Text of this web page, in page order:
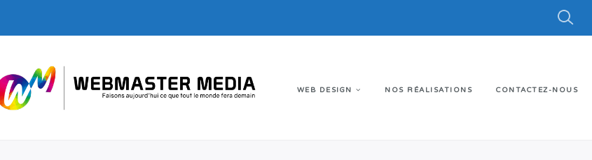
WEB DESIGN NOS RÉALISATIONS CONTACTEZ-NOUS